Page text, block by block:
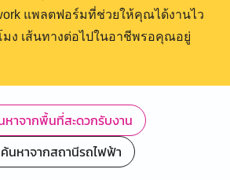
แพลตฟอร์มที่ช่วยให้คุณได้งานไว
มง เส้นทางต่อไปในอาชีพรอคุณอยู่
หาจากพื้นที่สะดวกรับงาน
ค้นหาจากสถานีรถไฟฟ้า